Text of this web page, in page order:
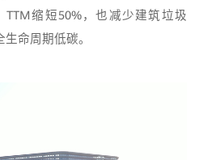
缩短50%，也减少建筑垃圾
命周期低碳。